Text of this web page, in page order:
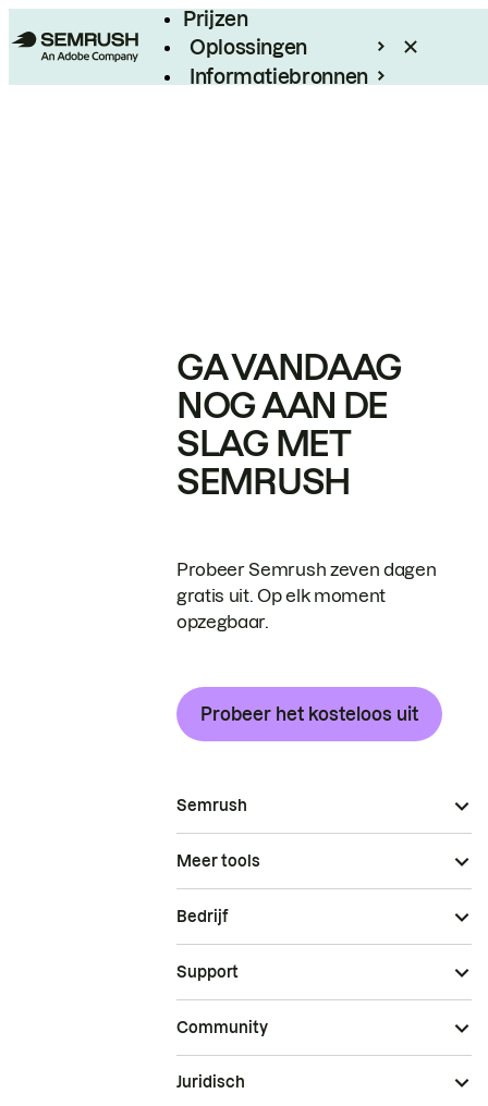
Prijzen
Oplossingen
Informatiebronnen
GA VANDAAG
NOG AAN DE
SLAG MET
SEMRUSH
Probeer Semrush zeven dagen
gratis uit. Op elk moment
opzegbaar.
Probeer het kosteloos uit
Semrush
Meer tools
Bedrijf
Support
Community
Juridisch